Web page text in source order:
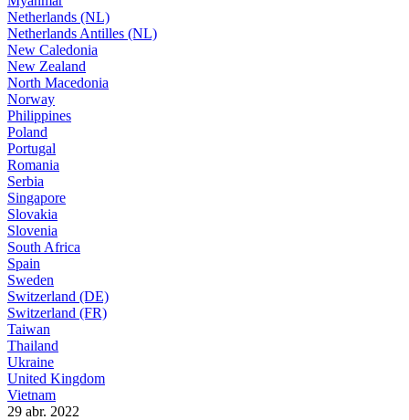
Netherlands (NL)
Netherlands Antilles (NL)
New Caledonia
New Zealand
North Macedonia
Norway
Philippines
Poland
Portugal
Romania
Serbia
Singapore
Slovakia
Slovenia
South Africa
Spain
Sweden
Switzerland (DE)
Switzerland (FR)
Taiwan
Thailand
Ukraine
United Kingdom
Vietnam
29 abr. 2022